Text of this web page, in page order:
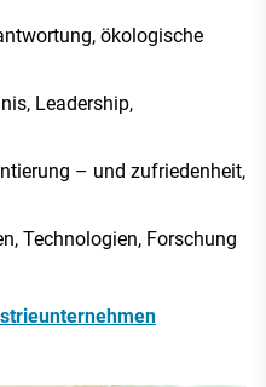
ökologische
Leadership,
– und zufriedenheit,
Technologien, Forschung